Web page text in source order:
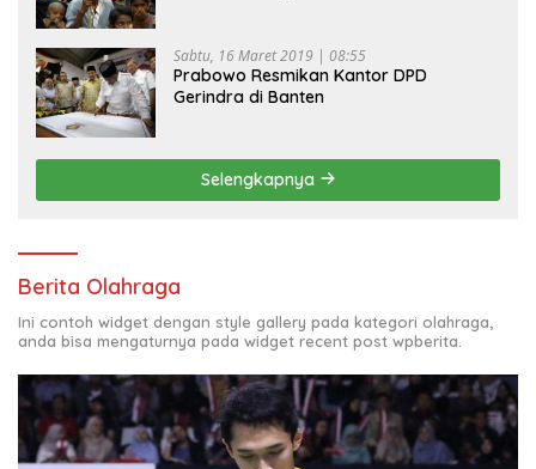
Sabtu, 16 Maret 2019 | 08:55
Prabowo Resmikan Kantor DPD
Gerindra di Banten
Selengkapnya
Berita Olahraga
Ini contoh widget dengan style gallery pada kategori olahraga,
anda bisa mengaturnya pada widget recent post wpberita.